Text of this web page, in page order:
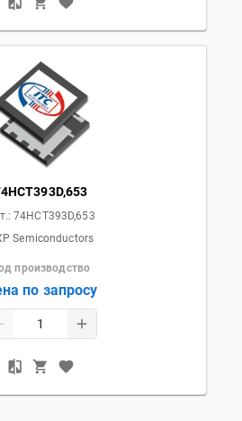
74HCT393D,653
Semiconductors
производство
по запросу